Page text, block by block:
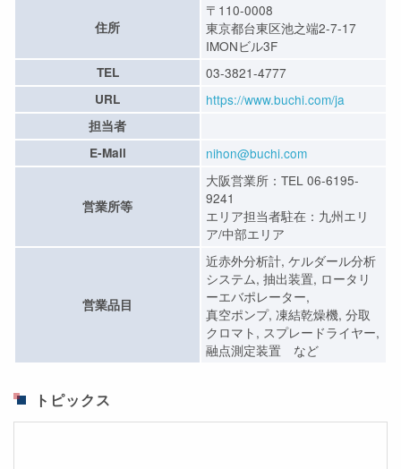
住所
〒110-0008
東京都台東区池之端2-7-17
IMONビル3F
TEL 03-3821-4777
URL https://www.buchi.com/ja
担当者
E-Mail
nihon@buchi.com
営業所等
大阪営業所：TEL 06-6195-
9241
エリア担当者駐在：九州エリ
ア/中部エリア
営業品目
近赤外分析計, ケルダール分析
システム, 抽出装置, ロータリ
ーエバポレーター,
真空ポンプ, 凍結乾燥機, 分取
クロマト, スプレードライヤー,
融点測定装置 など
トピックス